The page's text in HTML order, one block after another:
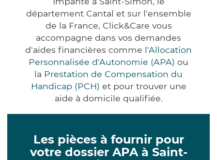
département Cantal et sur l'ensemble
de la France, Click&Care vous
accompagne dans vos demandes
d'aides financières comme l'Allocation
Personnalisée d'Autonomie (APA) ou
la Prestation de Compensation du
Handicap (PCH) et pour trouver une
aide à domicile qualifiée.
Les pièces à fournir pour
votre dossier APA à Saint-